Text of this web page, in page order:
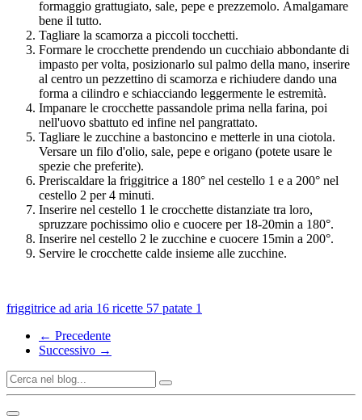
formaggio grattugiato, sale, pepe e prezzemolo. Amalgamare
bene il tutto.
Tagliare la scamorza a piccoli tocchetti.
Formare le crocchette prendendo un cucchiaio abbondante di
impasto per volta, posizionarlo sul palmo della mano, inserire
al centro un pezzettino di scamorza e richiudere dando una
forma a cilindro e schiacciando leggermente le estremità.
Impanare le crocchette passandole prima nella farina, poi
nell'uovo sbattuto ed infine nel pangrattato.
Tagliare le zucchine a bastoncino e metterle in una ciotola.
Versare un filo d'olio, sale, pepe e origano (potete usare le
spezie che preferite).
Preriscaldare la friggitrice a 180° nel cestello 1 e a 200° nel
cestello 2 per 4 minuti.
Inserire nel cestello 1 le crocchette distanziate tra loro,
spruzzare pochissimo olio e cuocere per 18-20min a 180°.
Inserire nel cestello 2 le zucchine e cuocere 15min a 200°.
Servire le crocchette calde insieme alle zucchine.
friggitrice ad aria 16 ricette 57 patate 1
← Precedente
Successivo →